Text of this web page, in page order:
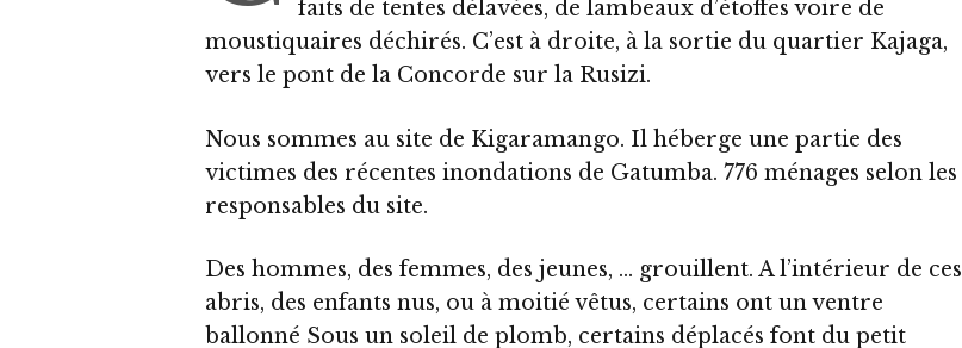
faits de tentes délavées, de lambeaux d’étoffes voire de
moustiquaires déchirés. C’est à droite, à la sortie du quartier Kajaga,
vers le pont de la Concorde sur la Rusizi.
Nous sommes au site de Kigaramango. Il héberge une partie des
victimes des récentes inondations de Gatumba. 776 ménages selon les
responsables du site.
Des hommes, des femmes, des jeunes, … grouillent. A l’intérieur de ces
abris, des enfants nus, ou à moitié vêtus, certains ont un ventre
ballonné Sous un soleil de plomb, certains déplacés font du petit